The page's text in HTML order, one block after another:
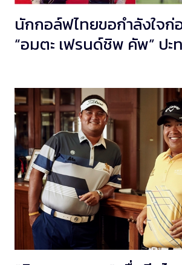
นักกอล์ฟไทยขอกำลังใจ
“อมตะ เฟรนด์ชิพ คัพ” ป